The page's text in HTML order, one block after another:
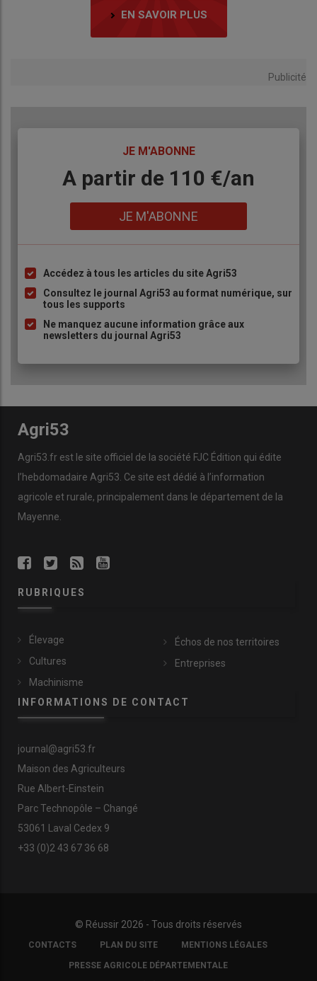
EN SAVOIR PLUS
Publicité
JE M'ABONNE
BodyA partir de 110 €/an
JE M'ABONNE
Liste
à
puce
Accédez à tous les articles du site Agri53
Consultez le journal Agri53 au format numérique, sur
tous les supports
Ne manquez aucune information grâce aux
newsletters du journal Agri53
Agri53
Agri53.fr est le site officiel de la société FJC Édition qui édite
l’hebdomadaire Agri53. Ce site est dédié à l’information
agricole et rurale, principalement dans le département de la
Mayenne.
RUBRIQUES
Élevage
Cultures
Machinisme
Échos de nos territoires
Entreprises
INFORMATIONS DE CONTACT
journal@agri53.fr
Maison des Agriculteurs
Rue Albert-Einstein
Parc Technopôle – Changé
53061 Laval Cedex 9
+33 (0)2 43 67 36 68
© Réussir 2026 - Tous droits réservés
FOOTER
COPYRIGHT
CONTACTS PLAN DU SITE MENTIONS LÉGALES
PRESSE AGRICOLE DÉPARTEMENTALE